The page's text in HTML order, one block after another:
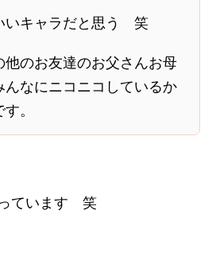
いキャラだと思う 笑
他のお友達のお父さんお母
んなにニコニコしているか
。
ています 笑